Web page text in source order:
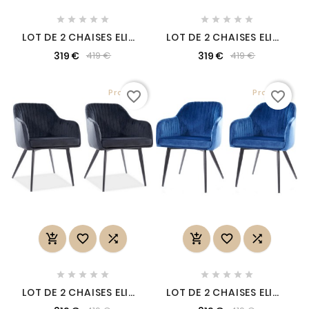
    
LOT DE 2 CHAISES ELIOS
QUALITÉ, COULEUR
319 € 419 €
    
LOT DE 2 CHAISES ELIOS
QUALITÉ, COULEUR
319 € 419 €
Promo !
  
    
LOT DE 2 CHAISES ELIOS
favorite_border Promo !
  
    
LOT DE 2 CHAISES ELIOS
favorite_border